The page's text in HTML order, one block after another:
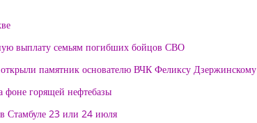
выплату семьям погибших бойцов СВО
памятник основателю ВЧК Феликсу Дзержинскому
горящей нефтебазы
Стамбуле 23 или 24 июля